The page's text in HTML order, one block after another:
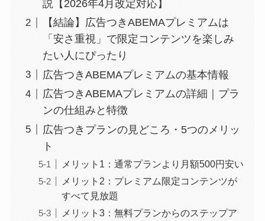
説【2026年4月改定対応】
【結論】広告つきABEMAプレミアムは
「安さ重視」で限定コンテンツを楽しみ
たい人にぴったり
広告つきABEMAプレミアムの基本情報
広告つきABEMAプレミアムの詳細｜プラ
ンの仕組みと特徴
広告つきプランの見どころ・5つのメリッ
ト
メリット1：通常プランより月額500円安い
メリット2：プレミアム限定コンテンツが
すべて見放題
メリット3：無料プランからのステップア